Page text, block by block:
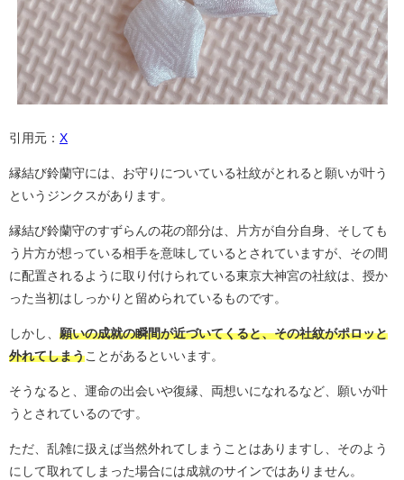
引用元： X
縁結び鈴蘭守には、お守りについている社紋がとれると願いが叶う
というジンクスがあります。
縁結び鈴蘭守のすずらんの花の部分は、片方が自分自身、そしても
う片方が想っている相手を意味しているとされていますが、その間
に配置されるように取り付けられている東京大神宮の社紋は、授か
った当初はしっかりと留められているものです。
しかし、 願いの成就の瞬間が近づいてくると、その社紋がポロッと
外れてしまうことがあるといいます。
そうなると、運命の出会いや復縁、両想いになれるなど、願いが叶
うとされているのです。
ただ、乱雑に扱えば当然外れてしまうことはありますし、そのよう
にして取れてしまった場合には成就のサインではありません。